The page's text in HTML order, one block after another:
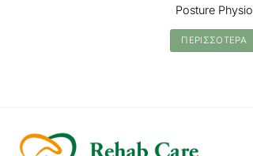
Posture Physio
ΠΕΡΙΣΣΟΤΕΡΑ